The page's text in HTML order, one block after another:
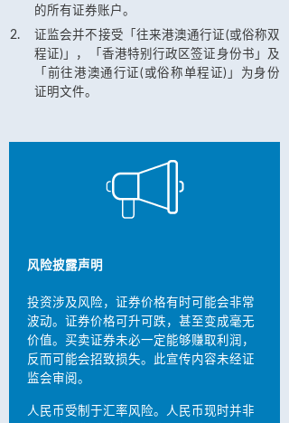
的所有证券账户。
证监会并不接受「往来港澳通行证(或俗称双
程证)」，「香港特别行政区签证身份书」及
「前往港澳通行证(或俗称单程证)」为身份
证明文件。
风险披露声明
投资涉及风险，证券价格有时可能会非常
波动。证券价格可升可跌，甚至变成毫无
价值。买卖证券未必一定能够赚取利润，
反而可能会招致损失。此宣传内容未经证
监会审阅。
人民币受制于汇率风险。人民币现时并非